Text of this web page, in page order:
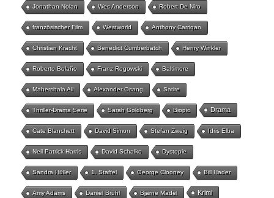
Jonathan Nolan Wes Anderson Robert De Niro
französischer Film Westworld Anthony Carrigan
Christian Kracht Benedict Cumberbatch Henry Winkler
Roberto Bolaño Franz Rogowski Baltimore
Mahershala Ali Alexander Osang Satire
Thriller-Drama Serie Sarah Goldberg Biopic Drama
Cate Blanchett David Simon Stefan Zweig Idris Elba
Neil Patrick Harris David Schalko Dystopie
Sandra Hüller 1. Staffel George Clooney Bill Hader
Amy Adams Daniel Brühl Bjarne Mädel Krimi